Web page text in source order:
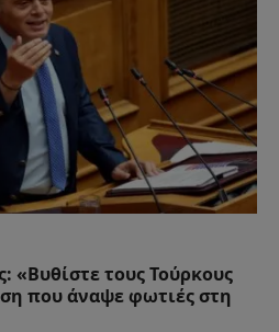
«Βυθίστε τους Τούρκους
που άναψε φωτιές στη